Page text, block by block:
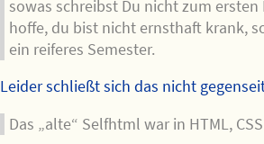
sowas schreibst Du nicht zum ersten
hoffe, du bist nicht ernsthaft krank,
ein reiferes Semester.
Leider schließt sich das nicht
Das „alte“ Selfhtml war in HTML,